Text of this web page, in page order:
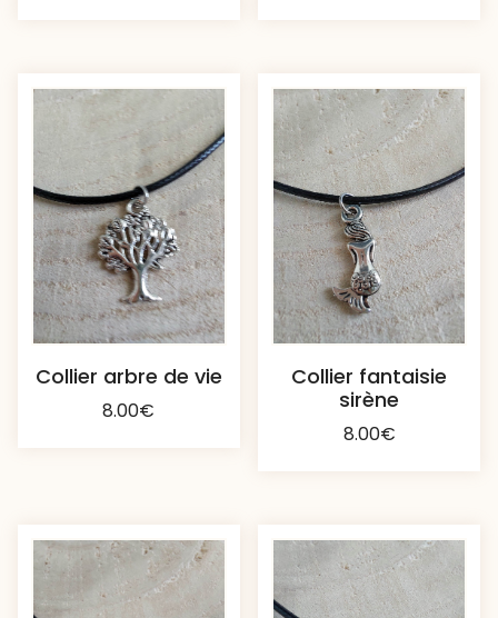
Collier arbre de vie
8.00€
Collier fantaisie
sirène
8.00€